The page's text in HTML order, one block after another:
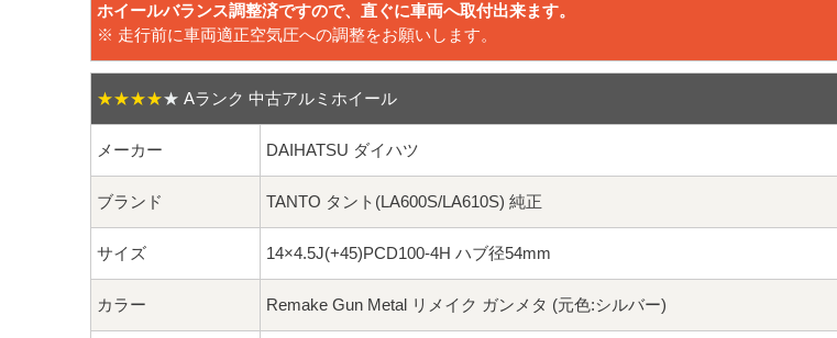
ホイールバランス調整済ですので、直ぐに車両へ取付出来ます。
※ 走行前に車両適正空気圧への調整をお願いします。
★★★★★ Aランク 中古アルミホイール
メーカー DAIHATSU ダイハツ
ブランド TANTO タント(LA600S/LA610S) 純正
サイズ 14×4.5J(+45)PCD100-4H ハブ径54mm
カラー Remake Gun Metal リメイク ガンメタ (元色:シルバー)